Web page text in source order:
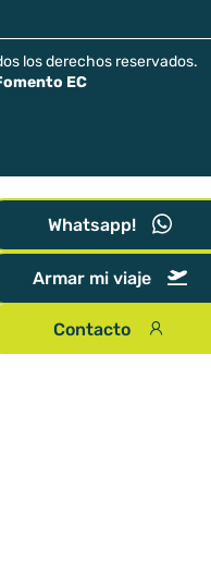
los derechos reservados.
EC
Whatsapp!
Armar mi viaje
Contacto